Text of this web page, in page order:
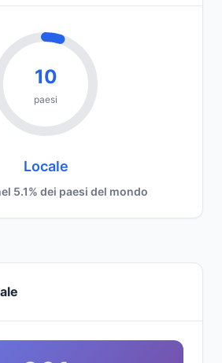
10
paesi
Locale
5.1% dei paesi del mondo